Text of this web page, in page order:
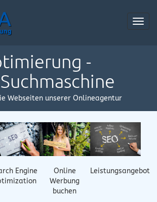
-
Webseiten unserer Onlineagentur
Engine
Online
Werbung
buchen
Leistungsangebot